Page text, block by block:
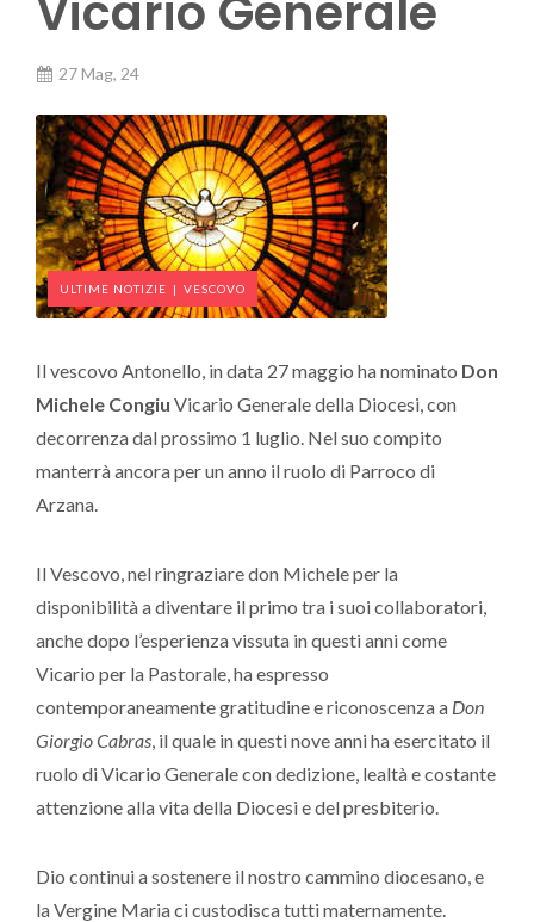
Vicario Generale
27 Mag, 24
ULTIME NOTIZIE | VESCOVO
Il vescovo Antonello, in data 27 maggio ha nominato Don
Michele Congiu Vicario Generale della Diocesi, con
decorrenza dal prossimo 1 luglio. Nel suo compito
manterrà ancora per un anno il ruolo di Parroco di
Arzana.
Il Vescovo, nel ringraziare don Michele per la
disponibilità a diventare il primo tra i suoi collaboratori,
anche dopo l’esperienza vissuta in questi anni come
Vicario per la Pastorale, ha espresso
contemporaneamente gratitudine e riconoscenza a Don
Giorgio Cabras, il quale in questi nove anni ha esercitato il
ruolo di Vicario Generale con dedizione, lealtà e costante
attenzione alla vita della Diocesi e del presbiterio.
Dio continui a sostenere il nostro cammino diocesano, e
la Vergine Maria ci custodisca tutti maternamente.